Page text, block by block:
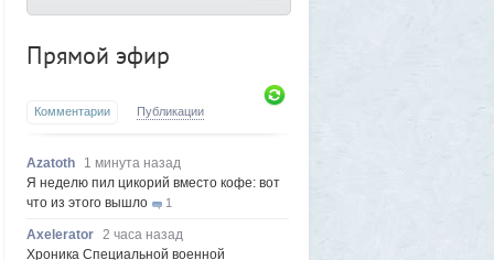
Прямой эфир
Комментарии Публикации
Azatoth
1 минута назад
Я неделю пил цикорий вместо кофе: вот
что из этого вышло
1
Axelerator 2 часа назад
Хроника Специальной военной